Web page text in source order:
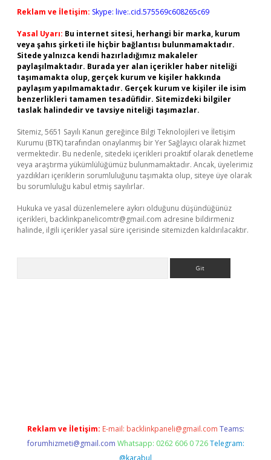
Reklam ve İletişim: Skype: live:.cid.575569c608265c69
Yasal Uyarı: Bu internet sitesi, herhangi bir marka, kurum
veya şahıs şirketi ile hiçbir bağlantısı bulunmamaktadır.
Sitede yalnızca kendi hazırladığımız makaleler
paylaşılmaktadır. Burada yer alan içerikler haber niteliği
taşımamakta olup, gerçek kurum ve kişiler hakkında
paylaşım yapılmamaktadır. Gerçek kurum ve kişiler ile isim
benzerlikleri tamamen tesadüfidir. Sitemizdeki bilgiler
taslak halindedir ve tavsiye niteliği taşımazlar.
Sitemiz, 5651 Sayılı Kanun gereğince Bilgi Teknolojileri ve İletişim
Kurumu (BTK) tarafından onaylanmış bir Yer Sağlayıcı olarak hizmet
vermektedir. Bu nedenle, sitedeki içerikleri proaktif olarak denetleme
veya araştırma yükümlülüğümüz bulunmamaktadır. Ancak, üyelerimiz
yazdıkları içeriklerin sorumluluğunu taşımakta olup, siteye üye olarak
bu sorumluluğu kabul etmiş sayılırlar.
Hukuka ve yasal düzenlemelere aykırı olduğunu düşündüğünüz
içerikleri, backlinkpanelicomtr@gmail.com adresine bildirmeniz
halinde, ilgili içerikler yasal süre içerisinde sitemizden kaldırılacaktır.
Reklam ve İletişim: E-mail: backlinkpaneli@gmail.com Teams:
forumhizmeti@gmail.com Whatsapp: 0262 606 0 726 Telegram:
@karabul